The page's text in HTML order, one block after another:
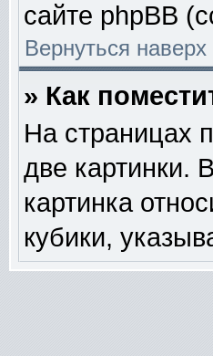
сайте phpBB
Вернуться наверх
» Как
На страницах
две картинки.
картинка
кубики,